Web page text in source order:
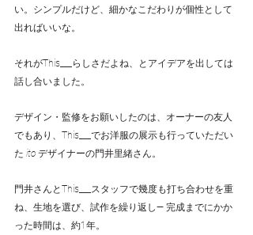
い。シンプルだけど、細かなこだわりが個性として
出ればいいな。
それがThis___らしさだよね、とアイデアを出しては
話し合いました。
デザイン・監修をお願いしたのは、オーナーの友人
でもあり、This___でお洋服の展示も行っていただい
た ito デザイナーの門井里緒さん。
門井さんとThis___スタッフで幾度も打ち合わせを重
ね、生地を選び、試作を繰り返し— 完成までにかか
った時間は、約1年。